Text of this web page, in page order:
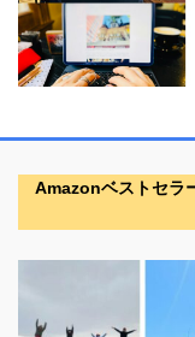
Amazonベストセラ